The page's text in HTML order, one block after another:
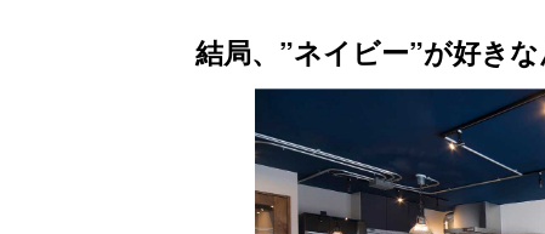
結局、”ネイビー”が好きな